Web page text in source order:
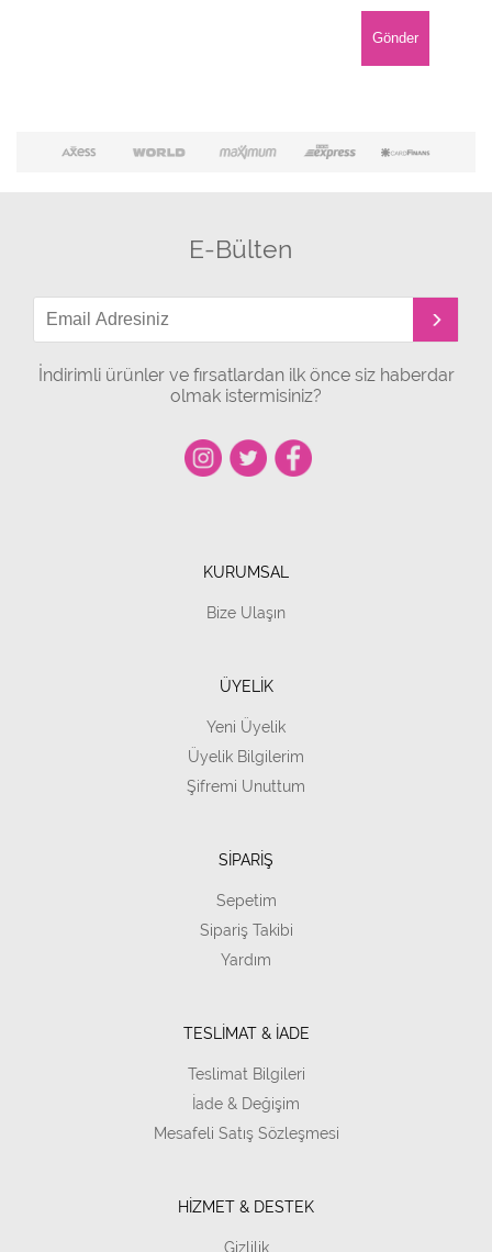
E-Bülten
İndirimli ürünler ve fırsatlardan ilk önce siz haberdar
olmak istermisiniz?
KURUMSAL
Bize Ulaşın
ÜYELİK
Yeni Üyelik
Üyelik Bilgilerim
Şifremi Unuttum
SİPARİŞ
Sepetim
Sipariş Takibi
Yardım
TESLİMAT & İADE
Teslimat Bilgileri
İade & Değişim
Mesafeli Satış Sözleşmesi
HİZMET & DESTEK
Gizlilik